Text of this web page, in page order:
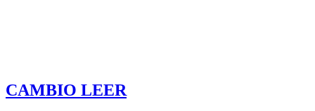
CAMBIO LEER